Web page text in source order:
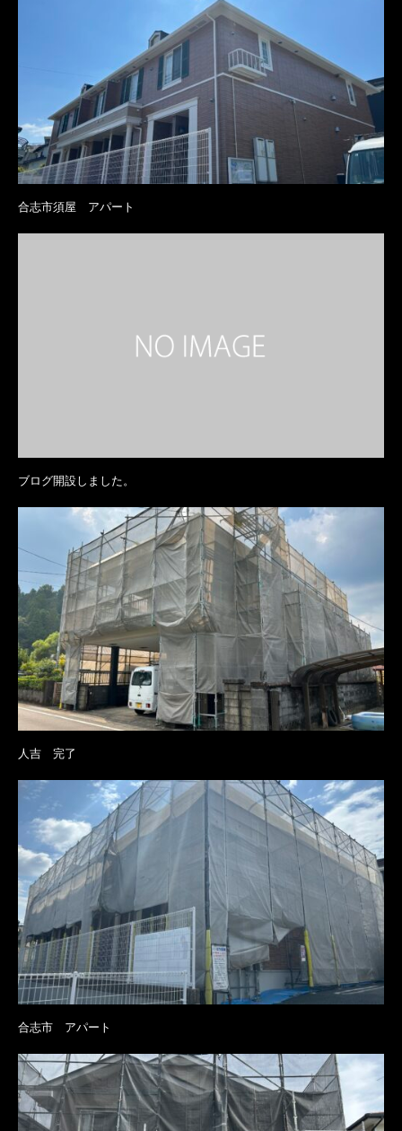
合志市須屋 アパート
ブログ開設しました。
人吉 完了
合志市 アパート